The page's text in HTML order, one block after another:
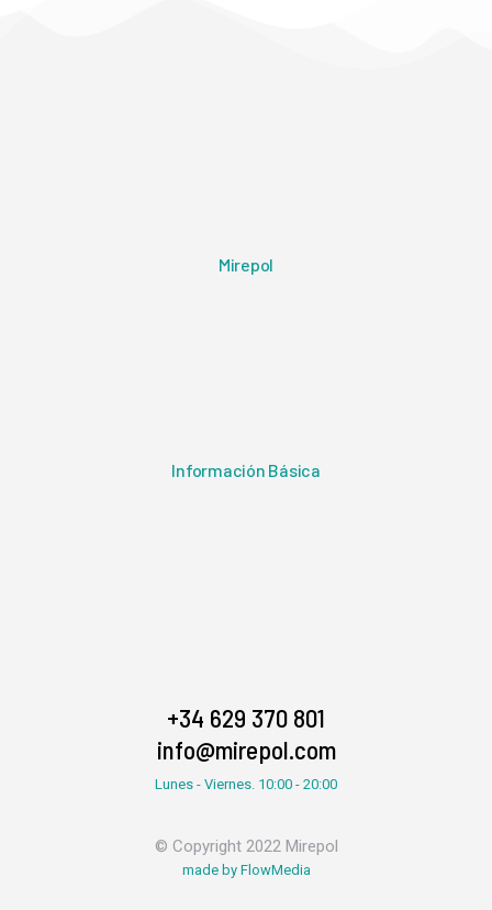
Mirepol
Información Básica
+34 629 370 801
info@mirepol.com
Lunes - Viernes. 10:00 - 20:00
© Copyright 2022 Mirepol
made by FlowMedia